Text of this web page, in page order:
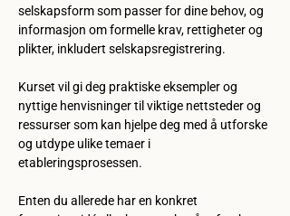
selskapsform som passer for dine behov, og
informasjon om formelle krav, rettigheter og
plikter, inkludert selskapsregistrering.
Kurset vil gi deg praktiske eksempler og
nyttige henvisninger til viktige nettsteder og
ressurser som kan hjelpe deg med å utforske
og utdype ulike temaer i
etableringsprosessen.
Enten du allerede har en konkret